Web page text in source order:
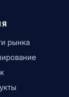
рынка